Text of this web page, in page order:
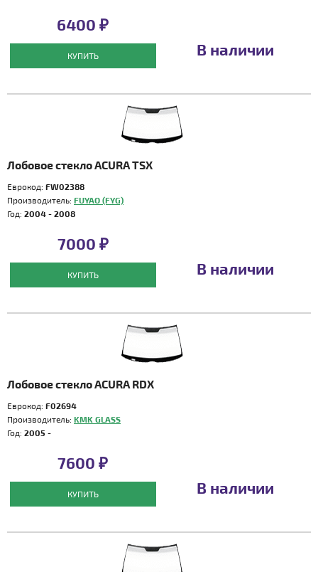
6400 ₽
КУПИТЬ В наличии
Лобовое стекло ACURA TSX
Еврокод: FW02388
Производитель: FUYAO (FYG)
Год: 2004 - 2008
7000 ₽
КУПИТЬ В наличии
Лобовое стекло ACURA RDX
Еврокод: F02694
Производитель: KMK GLASS
Год: 2005 -
7600 ₽
КУПИТЬ В наличии